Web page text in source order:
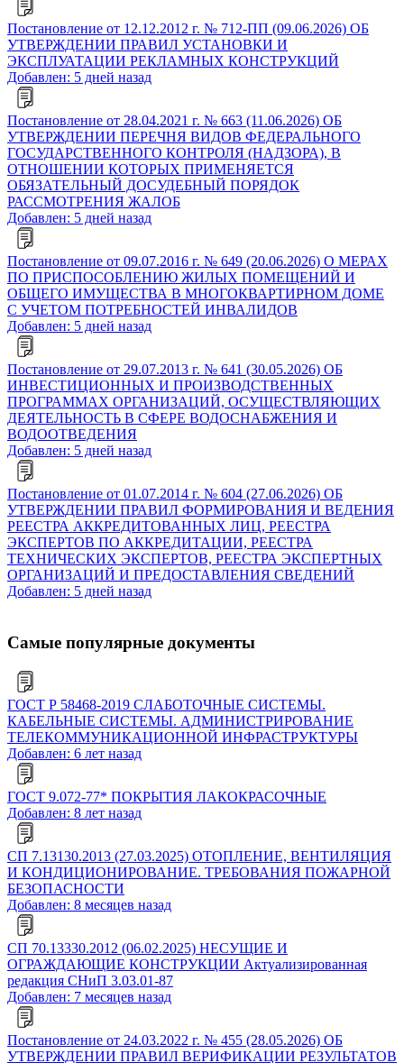
Постановление от 12.12.2012 г. № 712-ПП (09.06.2026) ОБ
УТВЕРЖДЕНИИ ПРАВИЛ УСТАНОВКИ И
ЭКСПЛУАТАЦИИ РЕКЛАМНЫХ КОНСТРУКЦИЙ
Добавлен: 5 дней назад
Постановление от 28.04.2021 г. № 663 (11.06.2026) ОБ
УТВЕРЖДЕНИИ ПЕРЕЧНЯ ВИДОВ ФЕДЕРАЛЬНОГО
ГОСУДАРСТВЕННОГО КОНТРОЛЯ (НАДЗОРА), В
ОТНОШЕНИИ КОТОРЫХ ПРИМЕНЯЕТСЯ
ОБЯЗАТЕЛЬНЫЙ ДОСУДЕБНЫЙ ПОРЯДОК
РАССМОТРЕНИЯ ЖАЛОБ
Добавлен: 5 дней назад
Постановление от 09.07.2016 г. № 649 (20.06.2026) О МЕРАХ
ПО ПРИСПОСОБЛЕНИЮ ЖИЛЫХ ПОМЕЩЕНИЙ И
ОБЩЕГО ИМУЩЕСТВА В МНОГОКВАРТИРНОМ ДОМЕ
С УЧЕТОМ ПОТРЕБНОСТЕЙ ИНВАЛИДОВ
Добавлен: 5 дней назад
Постановление от 29.07.2013 г. № 641 (30.05.2026) ОБ
ИНВЕСТИЦИОННЫХ И ПРОИЗВОДСТВЕННЫХ
ПРОГРАММАХ ОРГАНИЗАЦИЙ, ОСУЩЕСТВЛЯЮЩИХ
ДЕЯТЕЛЬНОСТЬ В СФЕРЕ ВОДОСНАБЖЕНИЯ И
ВОДООТВЕДЕНИЯ
Добавлен: 5 дней назад
Постановление от 01.07.2014 г. № 604 (27.06.2026) ОБ
УТВЕРЖДЕНИИ ПРАВИЛ ФОРМИРОВАНИЯ И ВЕДЕНИЯ
РЕЕСТРА АККРЕДИТОВАННЫХ ЛИЦ, РЕЕСТРА
ЭКСПЕРТОВ ПО АККРЕДИТАЦИИ, РЕЕСТРА
ТЕХНИЧЕСКИХ ЭКСПЕРТОВ, РЕЕСТРА ЭКСПЕРТНЫХ
ОРГАНИЗАЦИЙ И ПРЕДОСТАВЛЕНИЯ СВЕДЕНИЙ
Добавлен: 5 дней назад
Самые популярные документы
ГОСТ Р 58468-2019 СЛАБОТОЧНЫЕ СИСТЕМЫ.
КАБЕЛЬНЫЕ СИСТЕМЫ. АДМИНИСТРИРОВАНИЕ
ТЕЛЕКОММУНИКАЦИОННОЙ ИНФРАСТРУКТУРЫ
Добавлен: 6 лет назад
ГОСТ 9.072-77* ПОКРЫТИЯ ЛАКОКРАСОЧНЫЕ
Добавлен: 8 лет назад
СП 7.13130.2013 (27.03.2025) ОТОПЛЕНИЕ, ВЕНТИЛЯЦИЯ
И КОНДИЦИОНИРОВАНИЕ. ТРЕБОВАНИЯ ПОЖАРНОЙ
БЕЗОПАСНОСТИ
Добавлен: 8 месяцев назад
СП 70.13330.2012 (06.02.2025) НЕСУЩИЕ И
ОГРАЖДАЮЩИЕ КОНСТРУКЦИИ Актуализированная
редакция СНиП 3.03.01-87
Добавлен: 7 месяцев назад
Постановление от 24.03.2022 г. № 455 (28.05.2026) ОБ
УТВЕРЖДЕНИИ ПРАВИЛ ВЕРИФИКАЦИИ РЕЗУЛЬТАТОВ